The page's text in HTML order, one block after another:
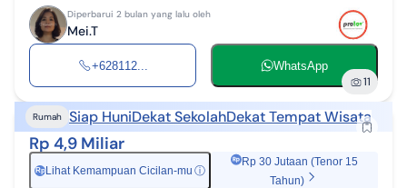
Diperbarui 2 bulan yang lalu oleh
Mei.T
+628112... WhatsApp
11
Rumah Siap HuniDekat SekolahDekat Tempat Wisata
Rp 4,9 Miliar
Rp Lihat Kemampuan Cicilan-mu ⓘ
Rp 30 Jutaan (Tenor 15
Tahun)